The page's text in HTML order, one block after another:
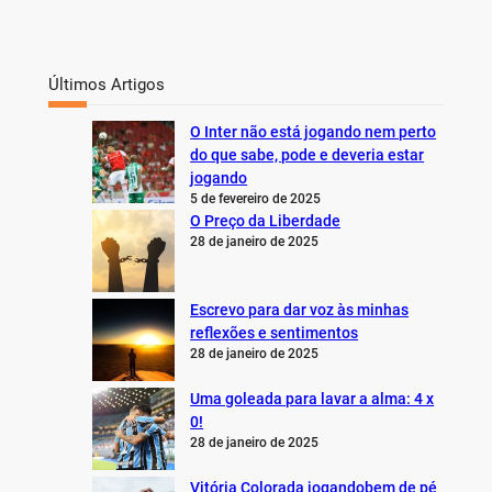
Últimos Artigos
O Inter não está jogando nem perto
do que sabe, pode e deveria estar
jogando
5 de fevereiro de 2025
O Preço da Liberdade
28 de janeiro de 2025
Escrevo para dar voz às minhas
reflexões e sentimentos
28 de janeiro de 2025
Uma goleada para lavar a alma: 4 x
0!
28 de janeiro de 2025
Vitória Colorada jogandobem de pé